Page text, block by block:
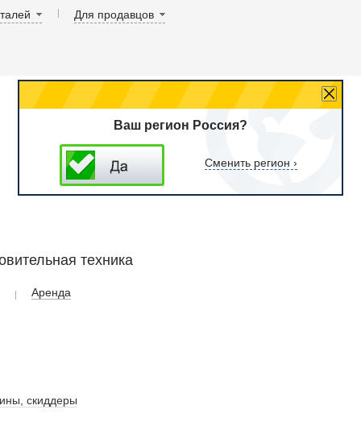
Для продавцов
Ваш регион Россия?
Сменить регион ›
техника
Аренда
скиддеры